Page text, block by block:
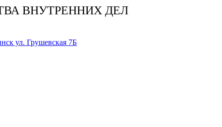
ВНУТРЕННИХ ДЕЛ
ул. Грушевская 7Б